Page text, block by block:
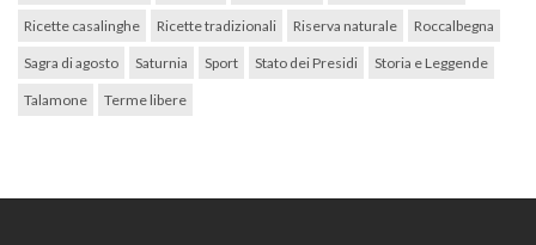
Ricette casalinghe Ricette tradizionali Riserva naturale Roccalbegna
Sagra di agosto Saturnia Sport Stato dei Presidi Storia e Leggende
Talamone Terme libere